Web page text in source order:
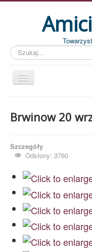
Szukaj...
Aktualności
Koncerty
Piszemy
Pożegnania
Zdjęcia
Dyrygenci
Archiwum
Brwinow 20
Szczegóły
Odsłony: 3760